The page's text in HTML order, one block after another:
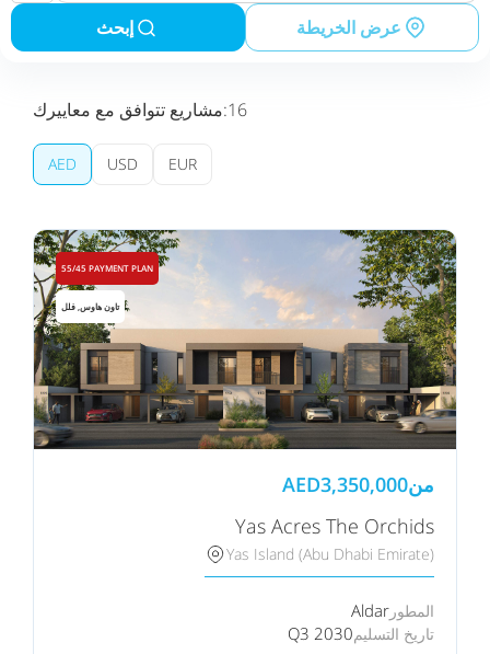
عرض الخريطة إبحث
16مشاريع تتوافق مع معاييرك:
AED USD EUR
55/45 PAYMENT PLAN
تاون هاوس, فلل
من AED3,350,000
Yas Acres The Orchids
Yas Island (Abu Dhabi Emirate)
المطور Aldar
تاريخ التسليمQ3 2030